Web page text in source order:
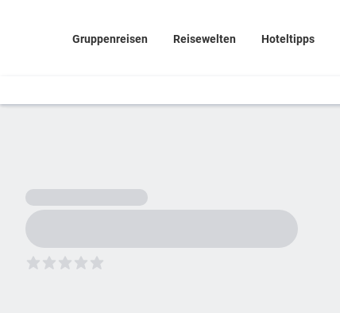
Gruppenreisen Reisewelten Hoteltipps
5